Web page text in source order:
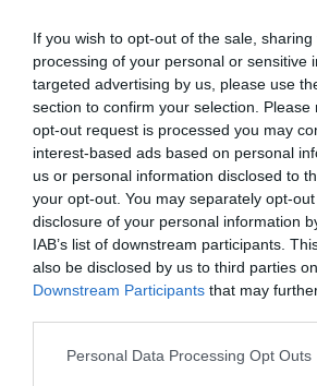
If you wish to opt-out of the sale,
processing of your personal or sensitive
targeted advertising by us, please use
section to confirm your selection.
opt-out request is processed you may
interest-based ads based on personal
us or personal information disclosed to
your opt-out. You may separately opt-
disclosure of your personal information
IAB’s list of downstream participants.
also be disclosed by us to third parties
Downstream Participants that may
Personal Data Processing Opt Outs